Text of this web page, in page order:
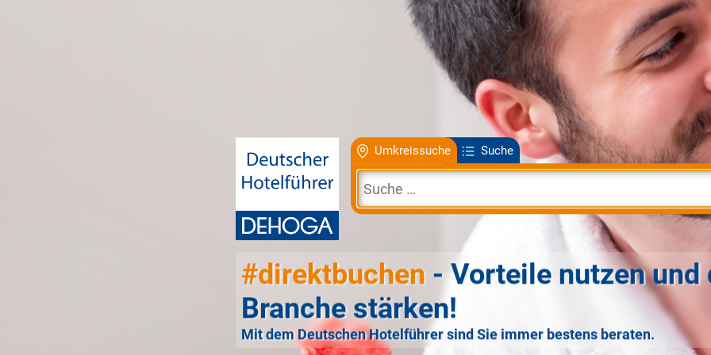
Umkreissuche Suche
#direktbuchen - Vorteile nutzen und
Branche stärken!
Mit dem Deutschen Hotelführer sind Sie immer bestens beraten.